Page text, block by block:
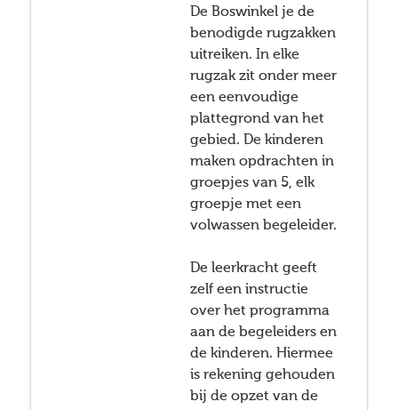
De Boswinkel je de
benodigde rugzakken
uitreiken. In elke
rugzak zit onder meer
een eenvoudige
plattegrond van het
gebied. De kinderen
maken opdrachten in
groepjes van 5, elk
groepje met een
volwassen begeleider.
De leerkracht geeft
zelf een instructie
over het programma
aan de begeleiders en
de kinderen. Hiermee
is rekening gehouden
bij de opzet van de